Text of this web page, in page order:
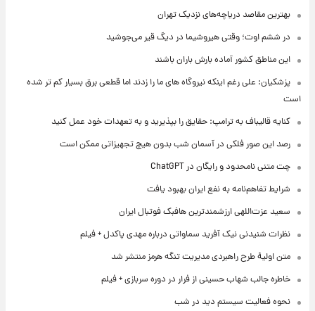
بهترین مقاصد دریاچه‌های نزدیک تهران
در ششم اوت؛ وقتی هیروشیما در دیگ قیر می‌جوشید
این مناطق کشور آماده بارش باران باشند
پزشکیان: علی رغم اینکه نیروگاه های ما را زدند اما قطعی برق بسیار کم تر شده
است
کنایه قالیباف به ترامپ: حقایق را بپذیرید و به تعهدات خود عمل کنید
رصد این صور فلکی در آسمان شب بدون هیچ تجهیزاتی ممکن است
چت متنی نامحدود و رایگان در ChatGPT
شرایط تفاهم‌نامه به نفع ایران بهبود یافت
سعید عزت‌اللهی ارزشمندترین هافبک فوتبال ایران
نظرات شنیدنی نیک آفرید سماواتی درباره مهدی پاکدل + فیلم
متن اولیۀ طرح راهبردی مدیریت تنگه هرمز منتشر شد
خاطره جالب شهاب حسینی از فرار در دوره سربازی + فیلم
نحوه فعالیت سیستم دید در شب